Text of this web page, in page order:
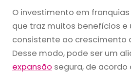
O investimento em
que traz muitos benefícios e
consistente ao crescimento
Desse modo, pode ser um
expansão segura, de